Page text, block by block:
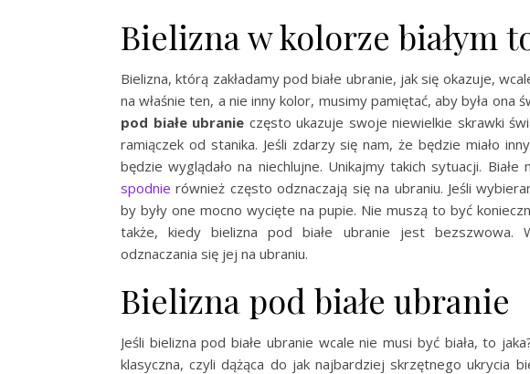
Bielizna w kolorze białym
Bielizna, którą zakładamy pod białe ubranie, jak się okazuje,
na właśnie ten, a nie inny kolor, musimy pamiętać, aby była ona
pod białe ubranie często ukazuje swoje niewielkie skrawki
ramiączek od stanika. Jeśli zdarzy się nam, że będzie miało
będzie wyglądało na niechlujne. Unikajmy takich sytuacji.
spodnie również często odznaczają się na ubraniu. Jeśli
by były one mocno wycięte na pupie. Nie muszą to być
także, kiedy bielizna pod białe ubranie jest bezszwowa.
odznaczania się jej na ubraniu.
Bielizna pod białe ubranie
Jeśli bielizna pod białe ubranie wcale nie musi być biała, to
klasyczna, czyli dążąca do jak najbardziej skrzętnego ukrycia